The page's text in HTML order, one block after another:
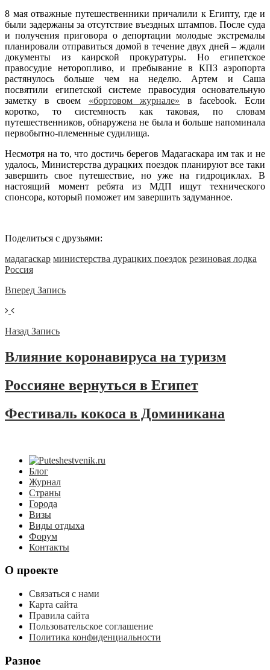
8 мая отважные путешественники причалили к Египту, где и
были задержаны за отсутствие въездных штампов. После суда
и получения приговора о депортации молодые экстремалы
планировали отправиться домой в течение двух дней – ждали
документы из каирской прокуратуры. Но египетское
правосудие неторопливо, и пребывание в КПЗ аэропорта
растянулось больше чем на неделю. Артем и Саша
посвятили египетской системе правосудия основательную
заметку в своем «бортовом журнале» в facebook. Если
коротко, то системность как таковая, по словам
путешественников, обнаружена не была и больше напоминала
первобытно-племенные судилища.
Несмотря на то, что достичь берегов Мадагаскара им так и не
удалось, Министерства дурацких поездок планируют все таки
завершить свое путешествие, но уже на гидроциклах. В
настоящий момент ребята из МДП ищут технического
спонсора, который поможет им завершить задуманное.
Поделиться с друзьями:
мадагаскар министерства дурацких поездок резиновая лодка
Россия
Вперед Запись
Назад Запись
Влияние коронавируса на туризм
Россияне вернуться в Египет
Фестиваль кокоса в Доминикана
Блог
Журнал
Страны
Города
Визы
Виды отдыха
Форум
Контакты
О проекте
Связаться с нами
Карта сайта
Правила сайта
Пользовательское соглашение
Политика конфиденциальности
Разное